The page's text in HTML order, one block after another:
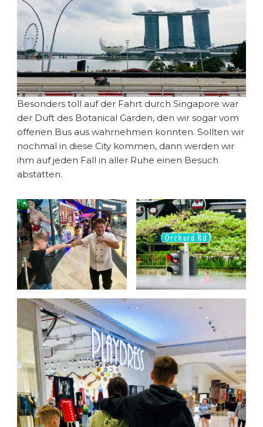
Besonders toll auf der Fahrt durch Singapore war
der Duft des Botanical Garden, den wir sogar vom
offenen Bus aus wahrnehmen konnten. Sollten wir
nochmal in diese City kommen, dann werden wir
ihm auf jeden Fall in aller Ruhe einen Besuch
abstatten.